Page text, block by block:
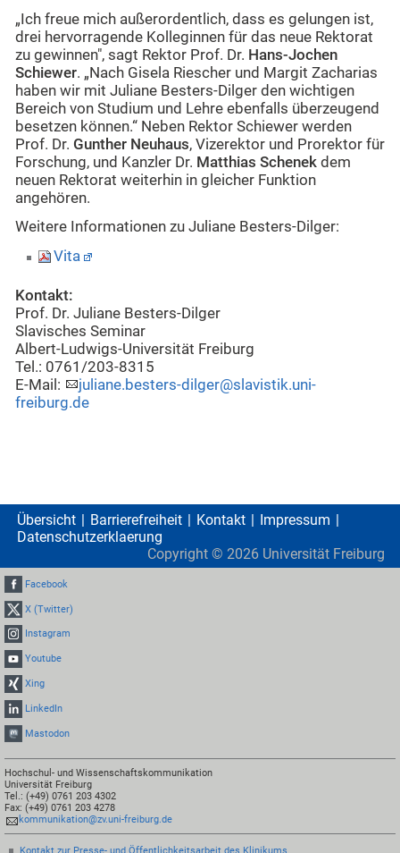
„Ich freue mich außerordentlich, dass es gelungen ist,
drei hervorragende Kolleginnen für das neue Rektorat
zu gewinnen", sagt Rektor Prof. Dr. Hans-Jochen
Schiewer. „Nach Gisela Riescher und Margit Zacharias
haben wir mit Juliane Besters-Dilger den wichtigen
Bereich von Studium und Lehre ebenfalls überzeugend
besetzen können.“ Neben Rektor Schiewer werden
Prof. Dr. Gunther Neuhaus, Vizerektor und Prorektor für
Forschung, und Kanzler Dr. Matthias Schenek dem
neuen Rektorat weiterhin in gleicher Funktion
angehören.
Weitere Informationen zu Juliane Besters-Dilger:
Vita
Kontakt:
Prof. Dr. Juliane Besters-Dilger
Slavisches Seminar
Albert-Ludwigs-Universität Freiburg
Tel.: 0761/203-8315
E-Mail:
juliane.besters-dilger@slavistik.uni-
freiburg.de
Übersicht Barrierefreiheit Kontakt
Impressum
Datenschutzerklaerung
Copyright © 2026 Universität Freiburg
Facebook
X (Twitter)
Instagram
Youtube
Xing
LinkedIn
Mastodon
Hochschul- und Wissenschaftskommunikation
Universität Freiburg
Tel.: (+49) 0761 203 4302
Fax: (+49) 0761 203 4278
kommunikation@zv.uni-freiburg.de
Kontakt zur Presse- und Öffentlichkeitsarbeit des Klinikums